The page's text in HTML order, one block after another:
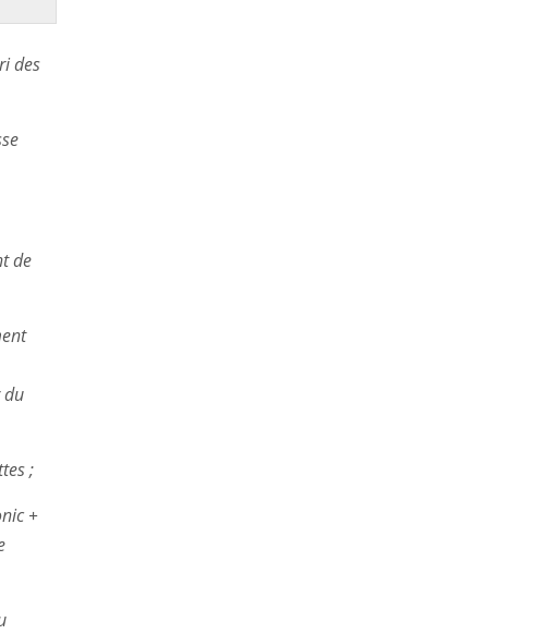
des
de
du
;
+